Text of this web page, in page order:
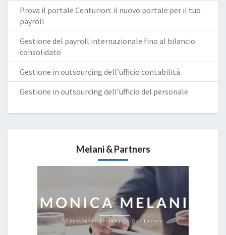
Prova il portale Centurion: il nuovo portale per il tuo
payroll
Gestione del payroll internazionale fino al bilancio
consolidato
Gestione in outsourcing dell’ufficio contabilità
Gestione in outsourcing dell’ufficio del personale
Melani & Partners